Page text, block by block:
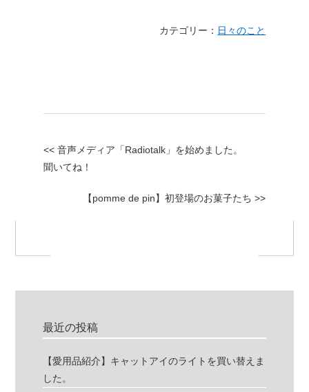
カテゴリー： 日々のこと
<< 音声メディア「Radiotalk」を始めました。
聞いてね！
【pomme de pin】初登場のお菓子たち >>
最近の投稿
【愛用品紹介】キャットアイのライトを買い替えま
した。